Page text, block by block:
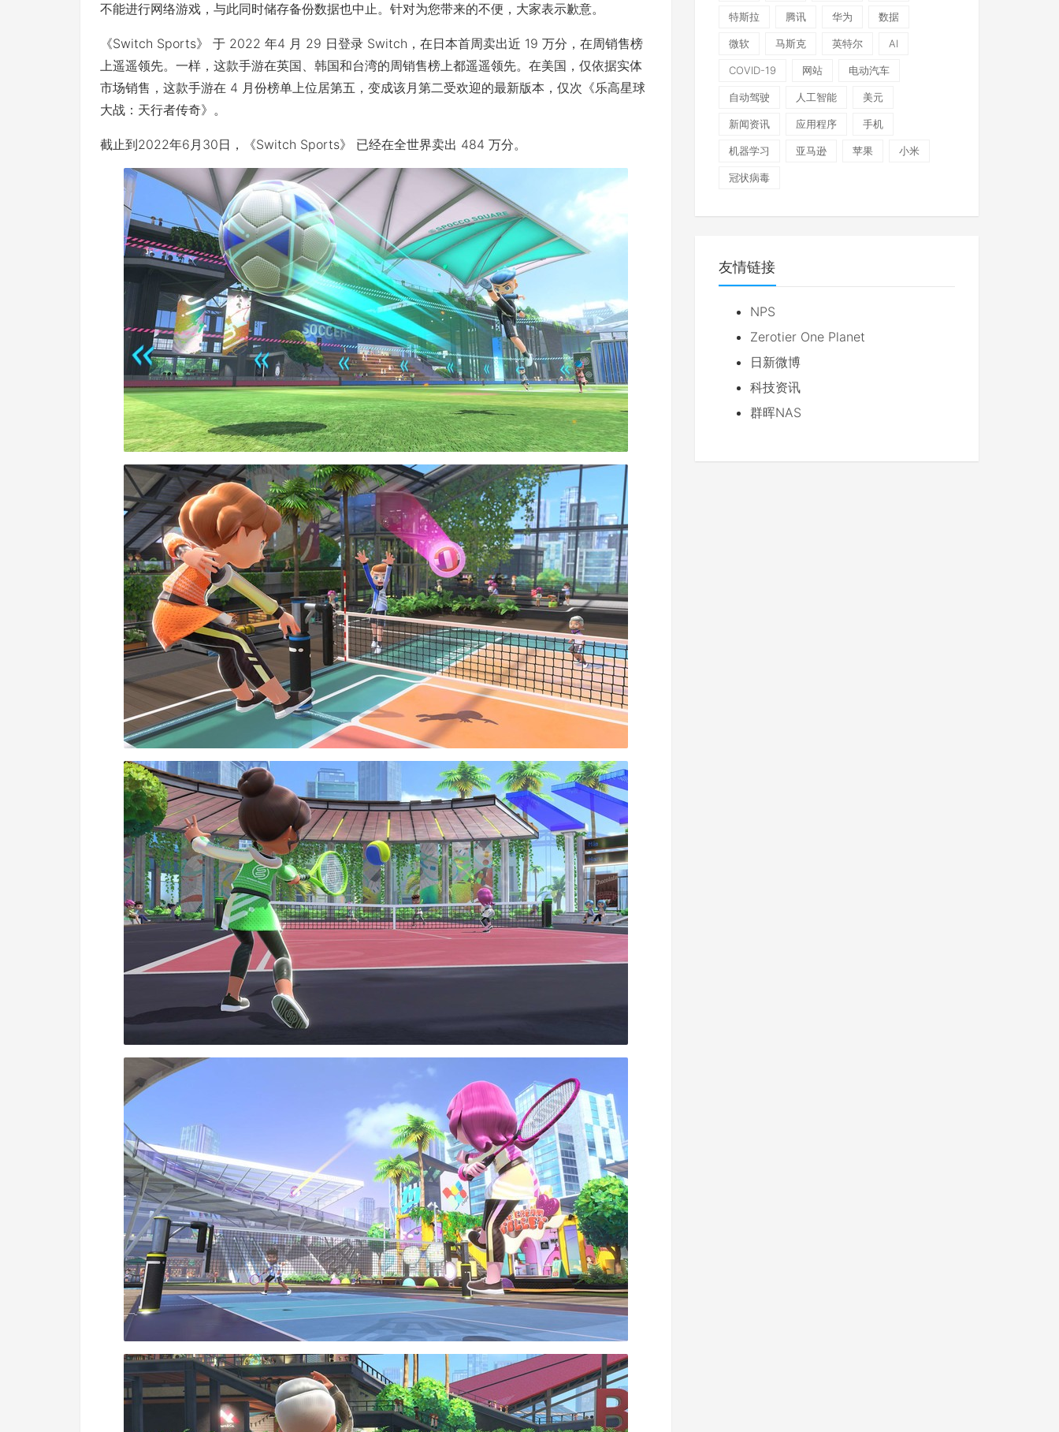
不能进行网络游戏，与此同时储存备份数据也中止。针对为您带来的不便，大家表示歉意。
《Switch Sports》 于 2022 年4 月 29 日登录 Switch，在日本首周卖出近 19 万分，在周销售榜
上遥遥领先。一样，这款手游在英国、韩国和台湾的周销售榜上都遥遥领先。在美国，仅依据实体
市场销售，这款手游在 4 月份榜单上位居第五，变成该月第二受欢迎的最新版本，仅次《乐高星球
大战：天行者传奇》。
截止到2022年6月30日，《Switch Sports》 已经在全世界卖出 484 万分。
特斯拉 腾讯 华为 数据
微软 马斯克 英特尔 AI
COVID-19 网站 电动汽车
自动驾驶 人工智能 美元
新闻资讯 应用程序 手机
机器学习 亚马逊 苹果 小米
冠状病毒
友情链接
NPS
Zerotier One Planet
日新微博
科技资讯
群晖NAS